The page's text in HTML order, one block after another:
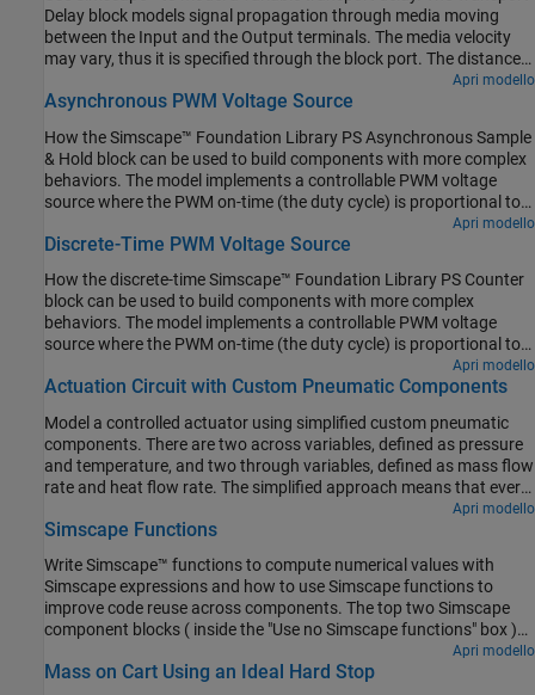
Delay block models signal propagation through media moving
between the Input and the Output terminals. The media velocity
may vary, thus it is specified through the block port. The distance
between the terminals as well as the initial output are constant
and they are specified as block parameters.
Apri modello
Asynchronous PWM Voltage Source
How the Simscape™ Foundation Library PS Asynchronous Sample
& Hold block can be used to build components with more complex
behaviors. The model implements a controllable PWM voltage
source where the PWM on-time (the duty cycle) is proportional to
Apri modello
Discrete-Time PWM Voltage Source
How the discrete-time Simscape™ Foundation Library PS Counter
block can be used to build components with more complex
behaviors. The model implements a controllable PWM voltage
source where the PWM on-time (the duty cycle) is proportional to
Apri modello
Actuation Circuit with Custom Pneumatic Components
Model a controlled actuator using simplified custom pneumatic
components. There are two across variables, defined as pressure
and temperature, and two through variables, defined as mass flow
rate and heat flow rate. The simplified approach means that every
node in the circuit must have a volume of gas associated with it.
This physical volume of gas in the circuit is represented by the
Piston Chamber blocks, and the Pneumatic Atmospheric
Reference block. Conversely, the Foundation Library gas
components require no such connection rules at every node. See
the Circuito di azionamento pneumatico example for a more
capable way of modeling pneumatic systems using Foundation
Library gas components.
Apri modello
Simscape Functions
Write Simscape™ functions to compute numerical values with
Simscape expressions and how to use Simscape functions to
improve code reuse across components. The top two Simscape
component blocks ( inside the "Use no Simscape functions" box )
are respectively created using two Simscape component files.
Comparing these two component files, similar Simscape
Apri modello
Mass on Cart Using an Ideal Hard Stop